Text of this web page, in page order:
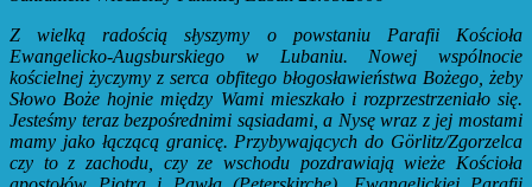
Z wielką radością słyszymy o powstaniu Parafii Kościoła
Ewangelicko-Augsburskiego w Lubaniu. Nowej wspólnocie
kościelnej życzymy z serca obfitego błogosławieństwa Bożego, żeby
Słowo Boże hojnie między Wami mieszkało i rozprzestrzeniało się.
Jesteśmy teraz bezpośrednimi sąsiadami, a Nysę wraz z jej mostami
mamy jako łączącą granicę. Przybywających do Görlitz/Zgorzelca
czy to z zachodu, czy ze wschodu pozdrawiają wieże Kościoła